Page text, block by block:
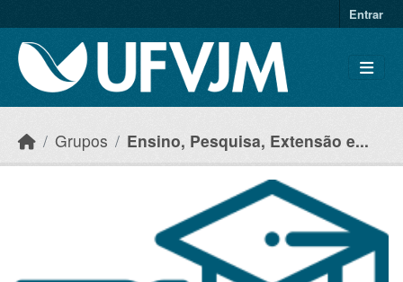
Entrar
Grupos Ensino, Pesquisa, Extensão e...